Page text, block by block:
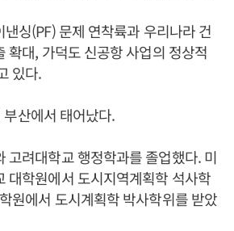
싱(PF) 문제 연착륙과 우리나라 건
확대, 가덕도 신공항 사업의 정상적
있다.
산에서 태어났다.
고려대학교 행정학과를 졸업했다. 미
대학원에서 도시지역계획학 석사학
원에서 도시계획학 박사학위를 받았